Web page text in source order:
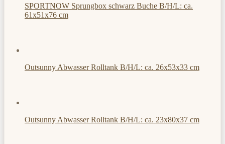
SPORTNOW Sprungbox schwarz Buche B/H/L: ca.
61x51x76 cm
Outsunny Abwasser Rolltank B/H/L: ca. 26x53x33 cm
Outsunny Abwasser Rolltank B/H/L: ca. 23x80x37 cm